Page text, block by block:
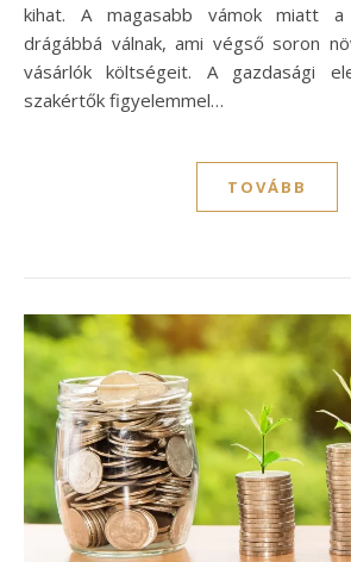
kihat. A magasabb vámok miatt a
drágábbá válnak, ami végső soron
vásárlók költségeit. A gazdasági
szakértők figyelemmel…
TOVÁBB